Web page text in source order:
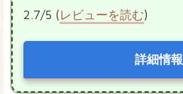
2.7/5 (レビューを読む)
詳細情報